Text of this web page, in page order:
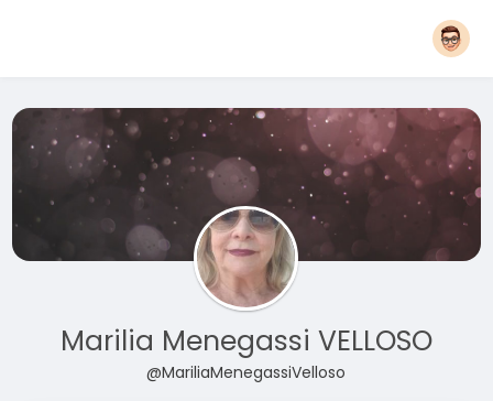
Marilia Menegassi VELLOSO
@MariliaMenegassiVelloso